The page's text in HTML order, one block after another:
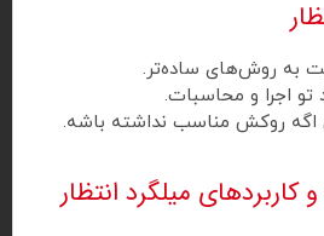
به روش‌های ساده‌تر.
تو اجرا و محاسبات.
اگه روکش مناسب نداشته باشه.
میلگرد انتظار